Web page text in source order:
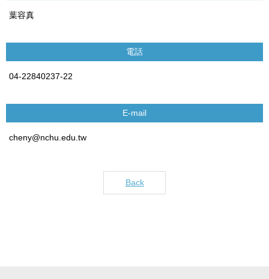
葉容真
電話
04-22840237-22
E-mail
cheny@nchu.edu.tw
Back